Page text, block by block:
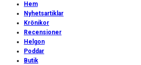
Hem
Nyhetsartiklar
Krönikor
Recensioner
Helgon
Poddar
Butik